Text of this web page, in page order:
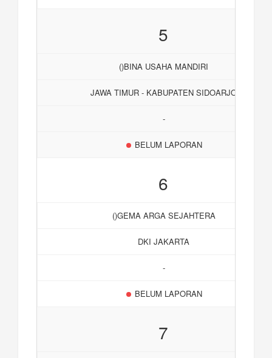
5
()BINA USAHA MANDIRI
JAWA TIMUR - KABUPATEN SIDOARJO
-
BELUM LAPORAN
6
()GEMA ARGA SEJAHTERA
DKI JAKARTA
-
BELUM LAPORAN
7